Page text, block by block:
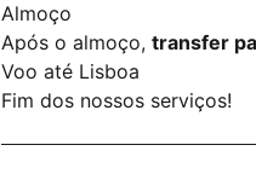
Almoço
Após o almoço, transfer
Voo até Lisboa
Fim dos nossos serviços!